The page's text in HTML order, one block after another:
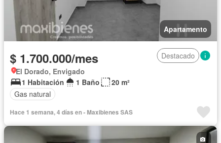
Apartamento
$ 1.700.000/mes
Destacado
El Dorado, Envigado
1 Habitación
1 Baño
20 m²
Gas natural
Hace 1 semana, 4 días en - Maxibienes SAS